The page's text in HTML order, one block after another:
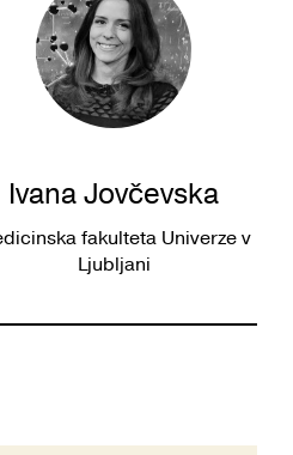
Ivana Jovčevska
fakulteta Univerze v
Ljubljani